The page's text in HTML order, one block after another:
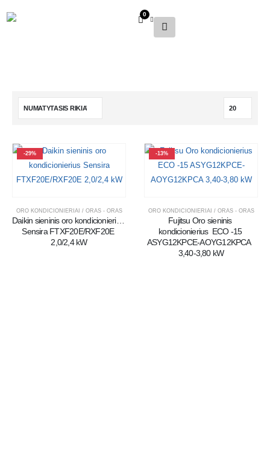
0
-29%
ORO KONDICIONIERIAI / ORAS - ORAS
Daikin sieninis oro kondicionierius
Sensira FTXF20E/RXF20E
2,0/2,4 kW
-13%
ORO KONDICIONIERIAI / ORAS - ORAS
Fujitsu Oro sieninis
kondicionierius  ECO -15
ASYG12KPCE-AOYG12KPCA
3,40-3,80 kW